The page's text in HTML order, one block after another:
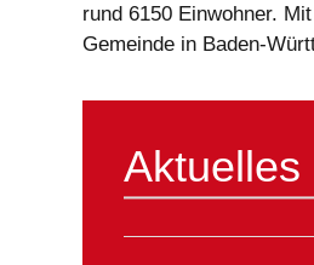
rund 6150 Einwohner.
Gemeinde in Baden-
Aktuelles